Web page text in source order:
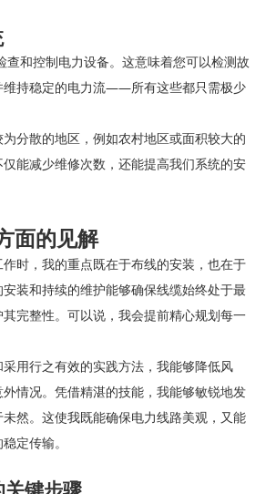
查和控制电力设备。这意味着您可以检测故
维持稳定的电力流——所有这些都只需极少
分散的地区，例如农村地区或面积较大的
能减少维修次数，还能提高我们系统的安
面的见解
时，我的重点既在于布线的安装，也在于
装和持续的维护能够确保线缆始终处于最
完整性。可以说，我会提前精心规划每一
用行之有效的实践方法，我能够降低风
情况。凭借精湛的技能，我能够敏锐地发
然。这使我既能确保电力线路美观，又能
定传输。